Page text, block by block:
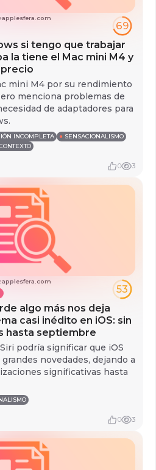
applesfera.com
69
si tengo que trabajar
la tiene el Mac mini M4 y
mini M4 por su rendimiento
menciona problemas de
de adaptadores para
INCOMPLETA ● SENSACIONALISMO
0 3
applesfera.com
53
algo más nos deja
casi inédito en iOS: sin
hasta septiembre
podría significar que iOS
novedades, dejando a
significativas hasta
0 3